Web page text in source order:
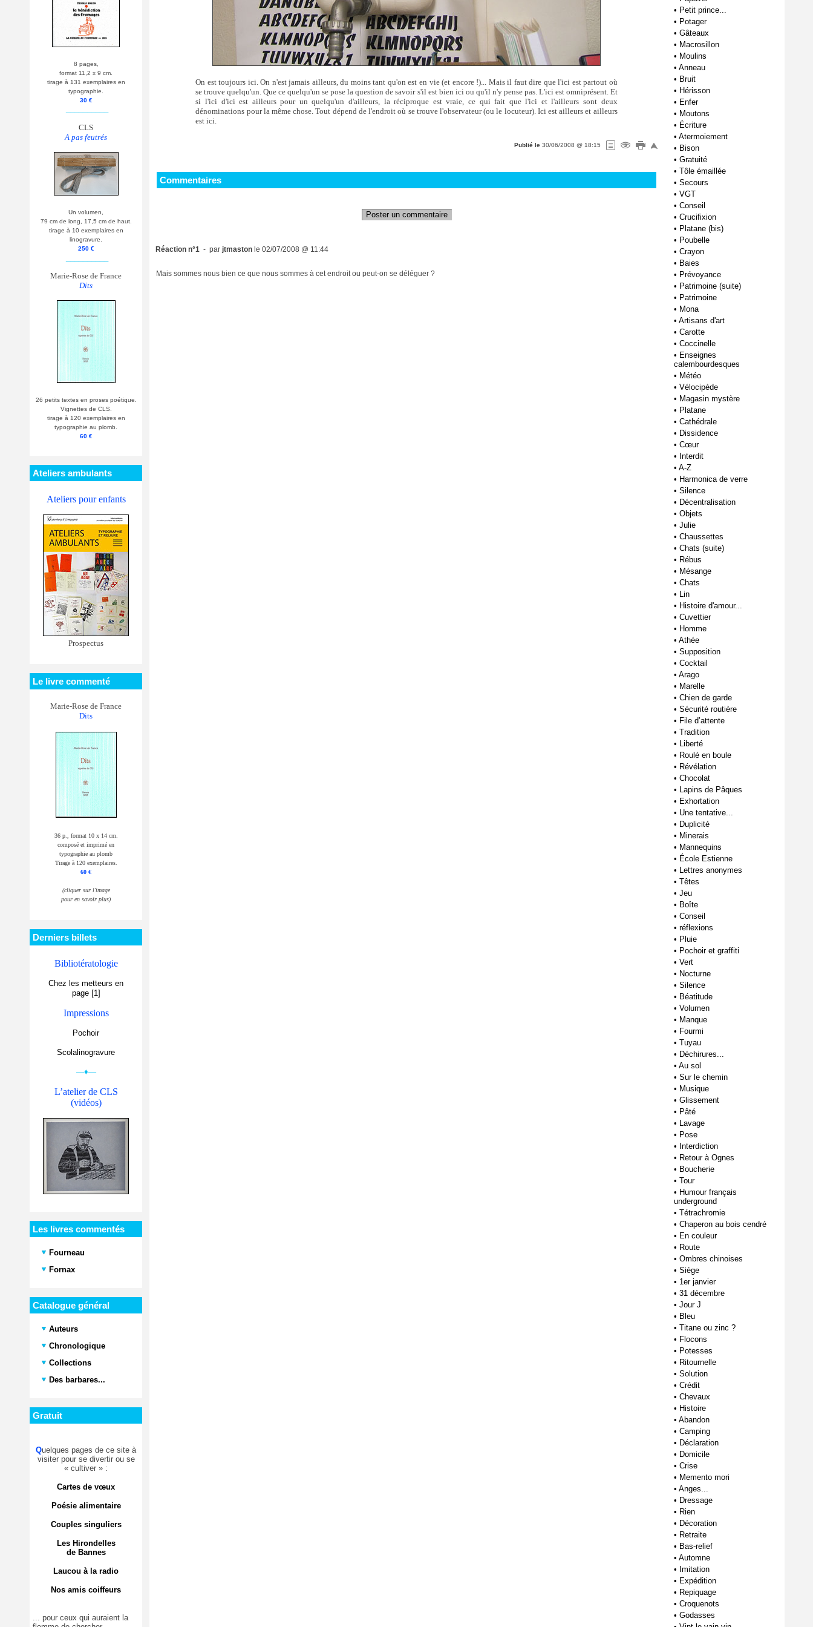
8 pages,
format 11,2 x 9 cm.
tirage à 131 exemplaires en
typographie.
30 €
CLS
A pas feutrés
Un volumen,
79 cm de long, 17,5 cm de haut.
tirage à 10 exemplaires en
linogravure.
250 €
Marie-Rose de France
Dits
26 petits textes en proses poétique.
Vignettes de CLS.
tirage à 120 exemplaires en
typographie au plomb.
60 €
Ateliers ambulants
Ateliers pour enfants
Prospectus
Le livre commenté
Marie-Rose de France
Dits
36 p., format 10 x 14 cm.
composé et imprimé en
typographie au plomb
Tirage à 120 exemplaires.
60 €
(cliquer sur l'image
pour en savoir plus)
Derniers billets
Bibliotératologie
Chez les metteurs en
page [1]
Impressions
Pochoir
Scolalinogravure
—♦—
L’atelier de CLS
(vidéos)
Les livres commentés
Fourneau
Fornax
Catalogue général
Auteurs
Chronologique
Collections
Des barbares...
Gratuit
Quelques pages de ce site à
visiter pour se divertir ou se
« cultiver » :
Cartes de vœux
Poésie alimentaire
Couples singuliers
Les Hirondelles
de Bannes
Laucou à la radio
Nos amis coiffeurs
... pour ceux qui auraient la
On est toujours ici. On n'est jamais ailleurs, du moins tant qu'on est en vie (et encore !)... Mais il faut dire que l'ici est partout où
se trouve quelqu'un. Que ce quelqu'un se pose la question de savoir s'il est bien ici ou qu'il n'y pense pas. L'ici est omniprésent. Et
si l'ici d'ici est ailleurs pour un quelqu'un d'ailleurs, la réciproque est vraie, ce qui fait que l'ici et l'ailleurs sont deux
dénominations pour la même chose. Tout dépend de l'endroit où se trouve l'observateur (ou le locuteur). Ici est ailleurs et ailleurs
est ici.
Publié le 30/06/2008 @ 18:15
Commentaires
Poster un commentaire
Réaction n°1 - par jtmaston le 02/07/2008 @ 11:44
Mais sommes nous bien ce que nous sommes à cet endroit ou peut-on se déléguer ?
• Petit prince...
• Potager
• Gâteaux
• Macrosillon
• Moulins
• Anneau
• Bruit
• Hérisson
• Enfer
• Moutons
• Écriture
• Atermoiement
• Bison
• Gratuité
• Tôle émaillée
• Secours
• VGT
• Conseil
• Crucifixion
• Platane (bis)
• Poubelle
• Crayon
• Baies
• Prévoyance
• Patrimoine (suite)
• Patrimoine
• Mona
• Artisans d'art
• Carotte
• Coccinelle
• Enseignes
calembourdesques
• Météo
• Vélocipède
• Magasin mystère
• Platane
• Cathédrale
• Dissidence
• Cœur
• Interdit
• A-Z
• Harmonica de verre
• Silence
• Décentralisation
• Objets
• Julie
• Chaussettes
• Chats (suite)
• Rébus
• Mésange
• Chats
• Lin
• Histoire d'amour...
• Cuvettier
• Homme
• Athée
• Supposition
• Cocktail
• Arago
• Marelle
• Chien de garde
• Sécurité routière
• File d’attente
• Tradition
• Liberté
• Roulé en boule
• Révélation
• Chocolat
• Lapins de Pâques
• Exhortation
• Une tentative...
• Duplicité
• Minerais
• Mannequins
• École Estienne
• Lettres anonymes
• Têtes
• Jeu
• Boîte
• Conseil
• réflexions
• Pluie
• Pochoir et graffiti
• Vert
• Nocturne
• Silence
• Béatitude
• Volumen
• Manque
• Fourmi
• Tuyau
• Déchirures...
• Au sol
• Sur le chemin
• Musique
• Glissement
• Pâté
• Lavage
• Pose
• Interdiction
• Retour à Ognes
• Boucherie
• Tour
• Humour français
underground
• Tétrachromie
• Chaperon au bois cendré
• En couleur
• Route
• Ombres chinoises
• Siège
• 1er janvier
• 31 décembre
• Jour J
• Bleu
• Titane ou zinc ?
• Flocons
• Potesses
• Ritournelle
• Solution
• Crédit
• Chevaux
• Histoire
• Abandon
• Camping
• Déclaration
• Domicile
• Crise
• Memento mori
• Anges...
• Dressage
• Rien
• Décoration
• Retraite
• Bas-relief
• Automne
• Imitation
• Expédition
• Repiquage
• Croquenots
• Godasses